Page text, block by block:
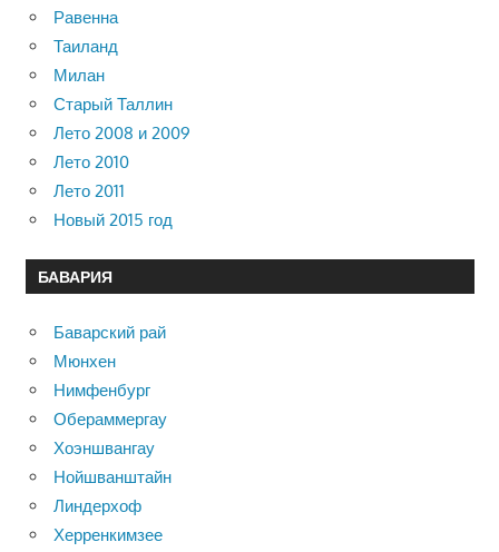
Равенна
Таиланд
Милан
Старый Таллин
Лето 2008 и 2009
Лето 2010
Лето 2011
Новый 2015 год
БАВАРИЯ
Баварский рай
Мюнхен
Нимфенбург
Обераммергау
Хоэншвангау
Нойшванштайн
Линдерхоф
Херренкимзее